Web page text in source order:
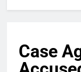
Case